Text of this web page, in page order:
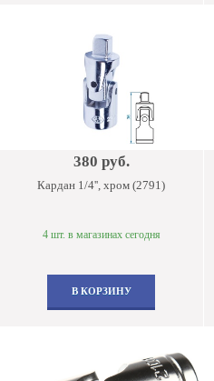
380 руб.
Кардан 1/4'', хром (2791)
4 шт. в магазинах сегодня
В КОРЗИНУ